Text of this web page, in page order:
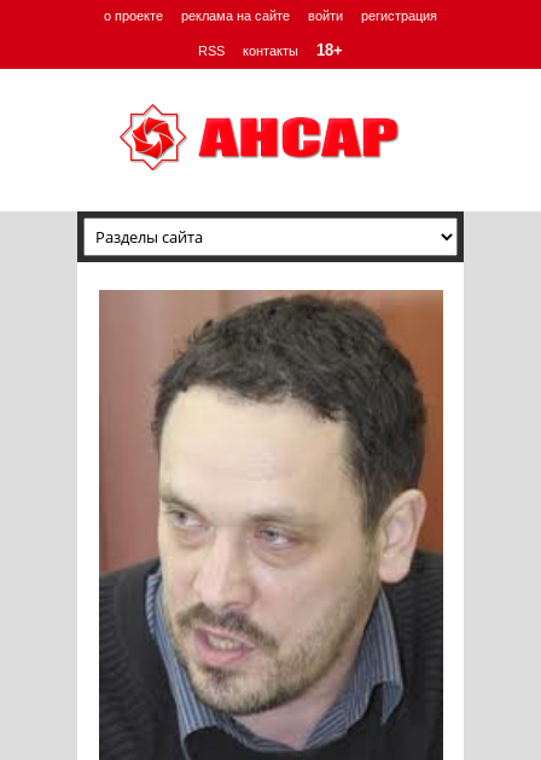
о проекте реклама на сайте войти регистрация
RSS контакты 18+